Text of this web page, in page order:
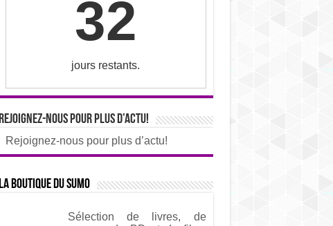
32
jours restants.
Rejoignez-nous pour plus d’actu!
Rejoignez-nous pour plus d’actu!
La boutique du sumo
Sélection de livres, de